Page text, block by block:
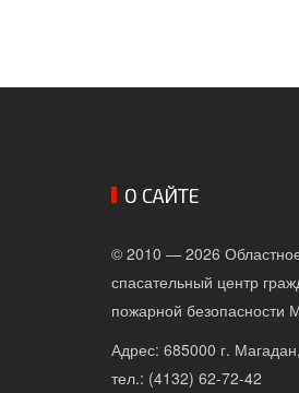
О САЙТЕ
© 2010 — 2026
спасательный центр
пожарной безопасности
Адрес: 685000 г.
тел.: (4132) 62-72-42